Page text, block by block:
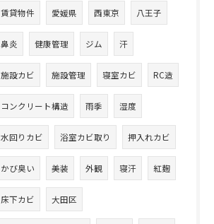
賃貸物件 愛媛県 西東京 八王子
鼻炎 健康管理 ジム 汗
施設カビ 施設管理 寝室カビ RC造
コンクリート構造 雨季 湿度
水回りカビ 浴室カビ取り 押入れカビ
かび臭い 美装 外観 寝汗 紅麹
床下カビ 大田区